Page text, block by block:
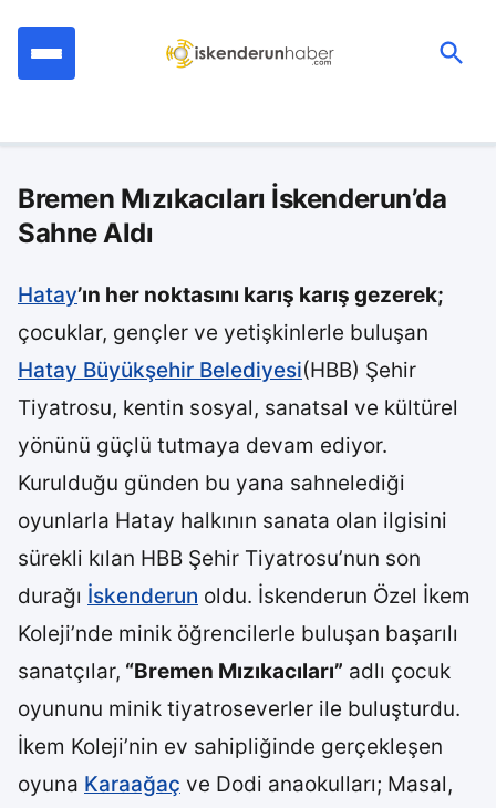
Bremen Mızıkacıları İskenderun’da
Sahne Aldı
Hatay’ın her noktasını karış karış gezerek;
çocuklar, gençler ve yetişkinlerle buluşan
Hatay Büyükşehir Belediyesi(HBB) Şehir
Tiyatrosu, kentin sosyal, sanatsal ve kültürel
yönünü güçlü tutmaya devam ediyor.
Kurulduğu günden bu yana sahnelediği
oyunlarla Hatay halkının sanata olan ilgisini
sürekli kılan HBB Şehir Tiyatrosu’nun son
durağı İskenderun oldu. İskenderun Özel İkem
Koleji’nde minik öğrencilerle buluşan başarılı
sanatçılar, “Bremen Mızıkacıları” adlı çocuk
oyununu minik tiyatroseverler ile buluşturdu.
İkem Koleji’nin ev sahipliğinde gerçekleşen
oyuna Karaağaç ve Dodi anaokulları; Masal,